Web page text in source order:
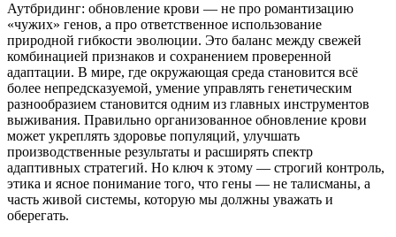
Аутбридинг: обновление крови — не про романтизацию
«чужих» генов, а про ответственное использование
природной гибкости эволюции. Это баланс между свежей
комбинацией признаков и сохранением проверенной
адаптации. В мире, где окружающая среда становится всё
более непредсказуемой, умение управлять генетическим
разнообразием становится одним из главных инструментов
выживания. Правильно организованное обновление крови
может укреплять здоровье популяций, улучшать
производственные результаты и расширять спектр
адаптивных стратегий. Но ключ к этому — строгий контроль,
этика и ясное понимание того, что гены — не талисманы, а
часть живой системы, которую мы должны уважать и
оберегать.